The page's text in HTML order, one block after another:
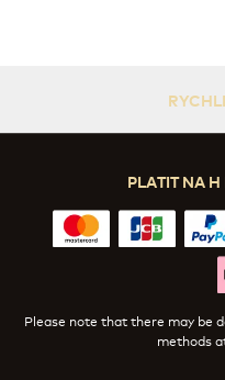
PLATIT NA
Please note that there may be
methods